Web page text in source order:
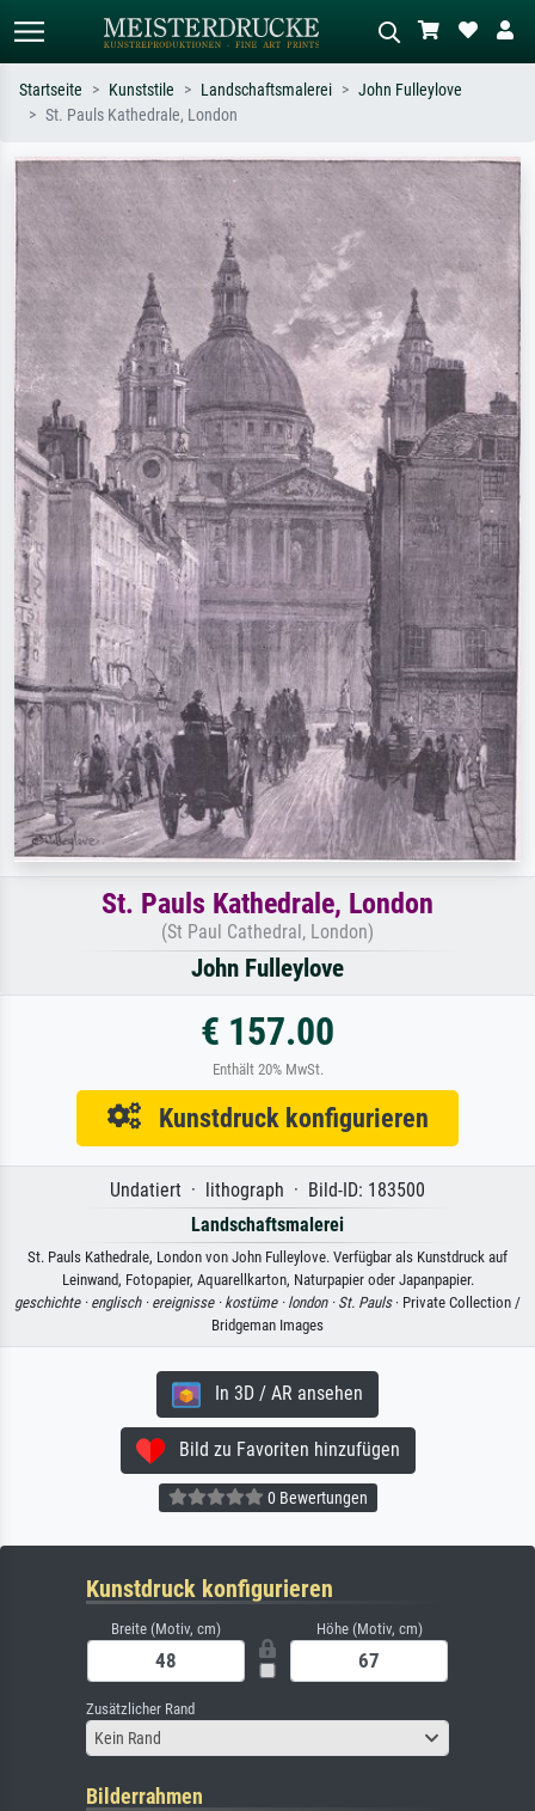
Suchen Sie nach Künstlern, Werktiteln
Sternennacht, Impressionismus, Welle
Hokusai, Akt.
Beschreiben Sie die Szene – z.B. Grüne
Wiese, Abstrakt mit viel Rot, Dunkles
Ölgemälde, Stehender Akt neben einem
Baum.
Startseite Kunststile Landschaftsmalerei
John Fulleylove
St. Pauls Kathedrale, London
St. Pauls Kathedrale, London
(St Paul Cathedral, London)
John Fulleylove
€ 157.00
Enthält 20% MwSt.
Kunstdruck konfigurieren
Undatiert · lithograph · Bild-ID: 183500
Landschaftsmalerei
St. Pauls Kathedrale, London von John Fulleylove. Verfügbar als Kunstdruck auf
Leinwand, Fotopapier, Aquarellkarton, Naturpapier oder Japanpapier.
geschichte · englisch · ereignisse · kostüme · london · St. Pauls· Private Collection /
Bridgeman Images
In 3D / AR ansehen
Bild zu Favoriten hinzufügen
0 Bewertungen
Kunstdruck konfigurieren
Breite (Motiv, cm) Höhe (Motiv, cm)
Zusätzlicher Rand
Kein Rand
Bilderrahmen